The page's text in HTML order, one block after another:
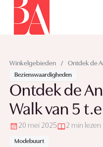
Winkelgebieden /
Ontdek de
Bezienswaardigheden
Ontdek de
Walk van 5
20 mei 2025 2 min lezen
Modebuurt